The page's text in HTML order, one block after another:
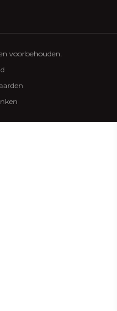
voorbehouden.